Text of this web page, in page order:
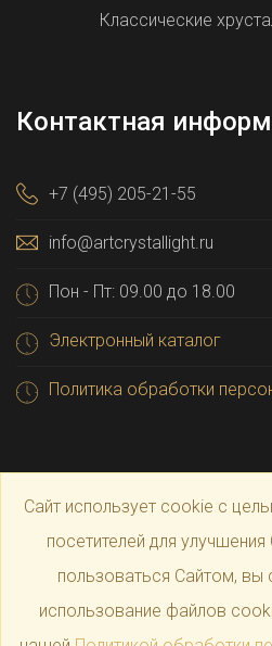
Классические
Контактная
+7 (495) 205-21-55
info@artcrystallight.ru
Пон - Пт: 09.00 до 18.00
Электронный каталог
Политика обработки
Сайт использует cookie с
посетителей для
пользоваться Сайтом, вы
использование файлов